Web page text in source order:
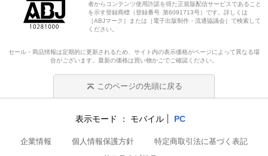
者からコンテンツ使用許諾を得た正規版配信サービスであること
を示す登録商標（登録番号 第6091713号）です。詳しくは
［ABJマーク］または［電子出版制作・流通協議会］で検索して
ください。
セール・商品情報は定期的に更新されるため、サイト内の表示価格がページによって異なる場
合がございます。最新の価格は買い物かごでご確認ください。
このページの先頭に戻る
表示モード モバイル PC
企業情報 個人情報保護方針
特定商取引法に基づく表記